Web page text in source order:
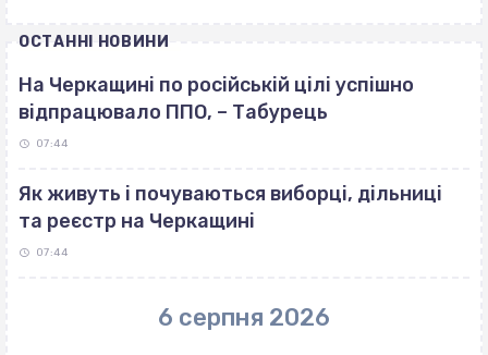
ОСТАННІ НОВИНИ
На Черкащині по російській цілі успішно
відпрацювало ППО, – Табурець
07:44
Як живуть і почуваються виборці, дільниці
та реєстр на Черкащині
07:44
6 серпня 2026